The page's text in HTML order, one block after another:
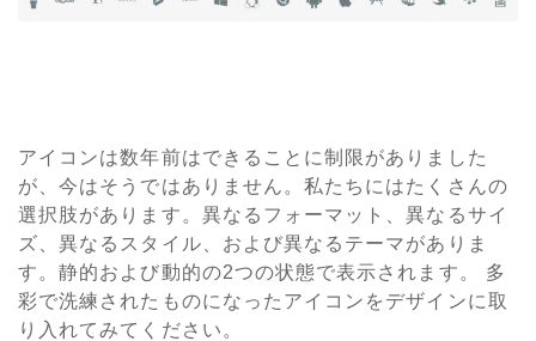
アイコンは数年前はできることに制限がありました
が、今はそうではありません。私たちにはたくさんの
選択肢があります。異なるフォーマット、異なるサイ
ズ、異なるスタイル、および異なるテーマがありま
す。静的および動的の2つの状態で表示されます。 多
彩で洗練されたものになったアイコンをデザインに取
り入れてみてください。